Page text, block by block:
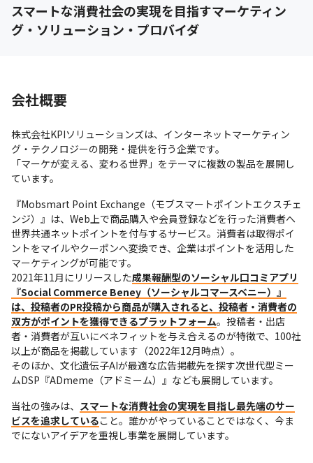
スマートな消費社会の実現を目指すマーケティン
グ・ソリューション・プロバイダ
会社概要
株式会社KPIソリューションズは、インターネットマーケティン
グ・テクノロジーの開発・提供を行う企業です。
「マーケが変える、変わる世界」をテーマに複数の製品を展開し
ています。
『Mobsmart Point Exchange（モブスマートポイントエクスチェ
ンジ）』は、Web上で商品購入や会員登録などを行った消費者へ
世界共通ネットポイントを付与するサービス。消費者は取得ポイ
ントをマイルやクーポンへ変換でき、企業はポイントを活用した
マーケティングが可能です。
2021年11月にリリースした成果報酬型のソーシャル口コミアプリ
『Social Commerce Beney（ソーシャルコマースベニー）』
は、投稿者のPR投稿から商品が購入されると、投稿者・消費者の
双方がポイントを獲得できるプラットフォーム。投稿者・出店
者・消費者が互いにベネフィットを与え合えるのが特徴で、100社
以上が商品を掲載しています（2022年12月時点）。
そのほか、文化遺伝子AIが最適な広告掲載先を探す次世代型ミー
ムDSP『ADmeme（アドミーム）』なども展開しています。
当社の強みは、 スマートな消費社会の実現を目指し最先端のサー
ビスを追求していること。誰かがやっていることではなく、今ま
でにないアイデアを重視し事業を展開しています。